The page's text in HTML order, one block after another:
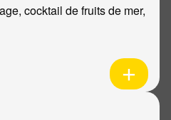
cocktail de fruits de mer,